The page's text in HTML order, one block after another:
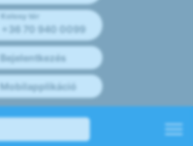
Kolosy tér
+36 70 940 0099
Bejelentkezés
Mobilapplikáció